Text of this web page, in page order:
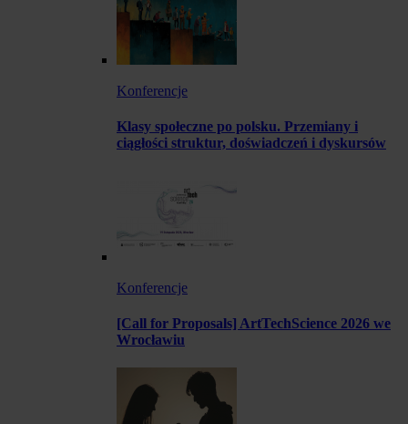
Konferencje
Klasy społeczne po polsku. Przemiany i
ciągłości struktur, doświadczeń i dyskursów
Konferencje
[Call for Proposals] ArtTechScience 2026 we
Wrocławiu